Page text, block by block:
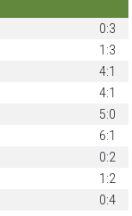
0:3
1:3
4:1
4:1
5:0
6:1
0:2
1:2
0:4